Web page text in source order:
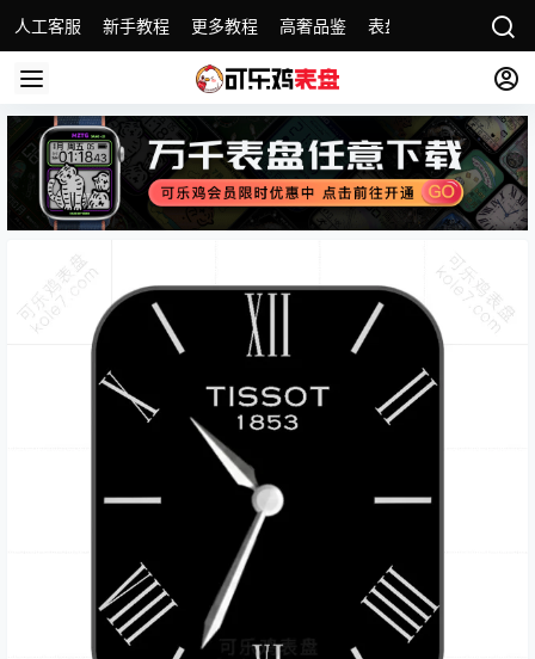
人工客服 新手教程 更多教程 高奢品鉴 表盘精选 名表故事